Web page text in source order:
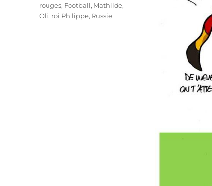
rouges, Football, Mathilde,
Oli, roi Philippe, Russie